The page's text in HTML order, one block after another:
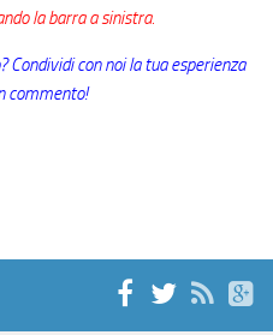
la barra a sinistra.
Condividi con noi la tua esperienza
commento!